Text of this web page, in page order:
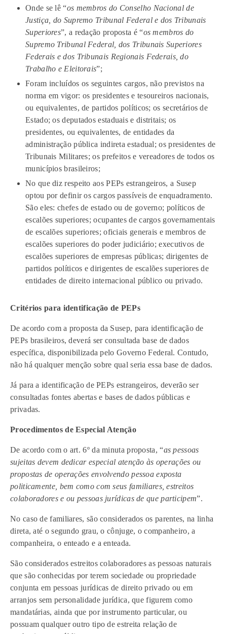
Onde se lê “os membros do Conselho Nacional de
Justiça, do Supremo Tribunal Federal e dos Tribunais
Superiores”, a redação proposta é “os membros do
Supremo Tribunal Federal, dos Tribunais Superiores
Federais e dos Tribunais Regionais Federais, do
Trabalho e Eleitorais”;
Foram incluídos os seguintes cargos, não previstos na
norma em vigor: os presidentes e tesoureiros nacionais,
ou equivalentes, de partidos políticos; os secretários de
Estado; os deputados estaduais e distritais; os
presidentes, ou equivalentes, de entidades da
administração pública indireta estadual; os presidentes de
Tribunais Militares; os prefeitos e vereadores de todos os
municípios brasileiros;
No que diz respeito aos PEPs estrangeiros, a Susep
optou por definir os cargos passíveis de enquadramento.
São eles: chefes de estado ou de governo; políticos de
escalões superiores; ocupantes de cargos governamentais
de escalões superiores; oficiais generais e membros de
escalões superiores do poder judiciário; executivos de
escalões superiores de empresas públicas; dirigentes de
partidos políticos e dirigentes de escalões superiores de
entidades de direito internacional público ou privado.
Critérios para identificação de PEPs
De acordo com a proposta da Susep, para identificação de
PEPs brasileiros, deverá ser consultada base de dados
específica, disponibilizada pelo Governo Federal. Contudo,
não há qualquer menção sobre qual seria essa base de dados.
Já para a identificação de PEPs estrangeiros, deverão ser
consultadas fontes abertas e bases de dados públicas e
privadas.
Procedimentos de Especial Atenção
De acordo com o art. 6º da minuta proposta, “as pessoas
sujeitas devem dedicar especial atenção às operações ou
propostas de operações envolvendo pessoa exposta
politicamente, bem como com seus familiares, estreitos
colaboradores e ou pessoas jurídicas de que participem”.
No caso de familiares, são considerados os parentes, na linha
direta, até o segundo grau, o cônjuge, o companheiro, a
companheira, o enteado e a enteada.
São considerados estreitos colaboradores as pessoas naturais
que são conhecidas por terem sociedade ou propriedade
conjunta em pessoas jurídicas de direito privado ou em
arranjos sem personalidade jurídica, que figurem como
mandatárias, ainda que por instrumento particular, ou
possuam qualquer outro tipo de estreita relação de